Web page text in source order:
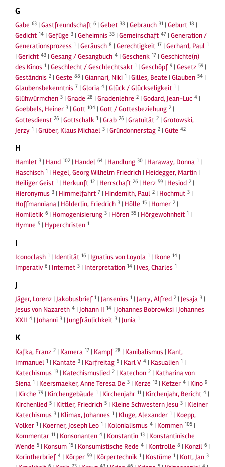
G
Gabe 63 |Gastfreundschaft 6 |Gebet 38 |Gebrauch 31 |Geburt 18 |
Gedicht 14 |Gefüge 3 |Geheimnis 33 |Gemeinschaft 47 |Generation /
Generationsprozess 1 |Geräusch 8 |Gerechtigkeit 17 |Gerhard, Paul 1
|Gericht 43 |Gesang / Gesangbuch 4 |Geschenk 17 |Geschichte(n)
des Kinos 1 |Geschlecht / Geschlechtsakt 1 |Geschöpf 9 |Gesetz 59 |
Geständnis 2 |Geste 88 |Giannari, Niki 1 |Gilles, Beate |Glauben 54 |
Glaubensbekenntnis 7 |Gloria 4 |Glück / Glückseligkeit 1 |
Glühwürmchen 3 |Gnade 28 |Gnadenlehre 2 |Godard, Jean-Luc 4 |
Goebbels, Heiner 3 |Gott 104 |Gott / Gottesbeziehung 2 |
Gottesdienst 26 |Gottschalk 1 |Grab 26 |Gratuität 2 |Grotowski,
Jerzy 1 |Grüber, Klaus Michael 3 |Gründonnerstag 2 |Güte 42
H
Hamlet 3 | Hand 102 | Handel 64 | Handlung 30 | Haraway, Donna 1 |
Haschisch 1 | Hegel, Georg Wilhelm Friedrich | Heidegger, Martin |
Heiliger Geist 1 | Herkunft 12 | Herrschaft 26 | Herz 59 | Hesiod 2 |
Hieronymus 3 | Himmelfahrt 7 | Hindemith, Paul 2 | Hochmut 3 |
Hoffmanniana | Hölderlin, Friedrich 3 | Hölle 15 | Homer 2 |
Homiletik 6 | Homogenisierung 3 | Hören 55 | Hörgewohnheit 1 |
Hymne 5 | Hyperchristen 1
I
Iconoclash 1 | Identität 16 | Ignatius von Loyola 1 | Ikone 14 |
Imperativ 6 | Internet 3 | Interpretation 14 | Ives, Charles 1
J
Jäger, Lorenz | Jakobusbrief 1 | Jansenius 1 | Jarry, Alfred 2 | Jesaja 3 |
Jesus von Nazareth 4 | Johann II 14 | Johannes Bobrowksi | Johannes
XXII 4 | Johanni 3 | Jungfräulichkeit 3 | Junia 1
K
Kafka, Franz 2 | Kamera 17 | Kampf 28 | Kanibalismus | Kant,
Immanuel 1 | Kantate 3 | Karfreitag 5 | Karl V 4 | Kasualien 1 |
Katechismus 13 | Katechismuslied 2 | Katechon 2 | Katharina von
Siena 1 | Keersmaeker, Anne Teresa De 3 | Kerze 13 | Ketzer 4 | Kino 9
| Kirche 79 | Kirchengebäude 1 | Kirchenjahr 11 | Kirchenjahr, Bericht 4 |
Kirchenlied 5 | Kittler, Friedrich 5 | Kleine Schwestern Jesu 3 | Kleiner
Katechismus 3 | Klimax, Johannes 1 | Kluge, Alexander 1 | Koepp,
Volker 1 | Koerner, Joseph Leo 1 | Kolonialismus 4 | Kommen 105 |
Kommentar 11 | Konsonanten 4 | Konstantin 13 | Konstantinische
Wende 5 | Konsum 15 | Konsumistische Rede 4 | Kontrolle 8 | Konzil 6 |
Korintherbrief 4 | Körper 59 | Körpertechnik 1 | Kostüme 1 | Kott, Jan 3